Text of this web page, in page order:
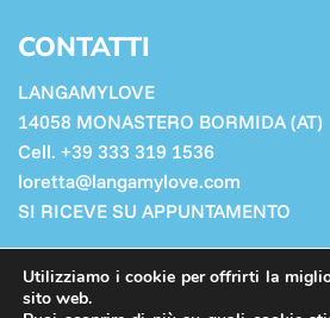
CONTATTI
LANGAMYLOVE
14058 MONASTERO BORMIDA (AT)
Cell. +39 333 319 1536
loretta@langamylove.com
SI RICEVE SU APPUNTAMENTO
Cookie Policy
Privacy Policy
Utilizziamo i cookie per offrirti la
sito web.